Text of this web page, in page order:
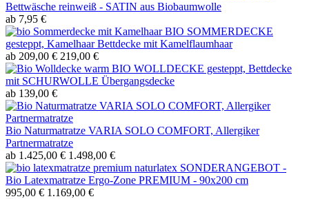
Bettwäsche reinweiß - SATIN aus Biobaumwolle
ab 7,95 €
BIO SOMMERDECKE
gesteppt, Kamelhaar Bettdecke mit Kamelflaumhaar
ab 209,00 € 219,00 €
BIO WOLLDECKE gesteppt, Bettdecke
mit SCHURWOLLE Übergangsdecke
ab 139,00 €
Bio Naturmatratze VARIA SOLO COMFORT, Allergiker
Partnermatratze
ab 1.425,00 € 1.498,00 €
SONDERANGEBOT -
Bio Latexmatratze Ergo-Zone PREMIUM - 90x200 cm
995,00 € 1.169,00 €